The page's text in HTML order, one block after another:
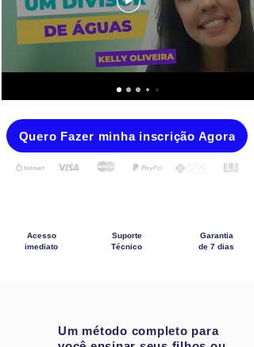
Quero Fazer minha inscrição Agora
Acesso
imediato
Suporte
Técnico
Garantia
de 7 dias
Um método completo para